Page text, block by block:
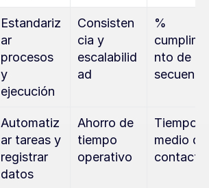
Estandariz
ar
procesos
y
ejecución
Consisten
cia y
escalabilid
ad
%
nto de
Automatiz
ar tareas y
registrar
datos
Ahorro de
tiempo
operativo
Tiempo
medio de
contacto